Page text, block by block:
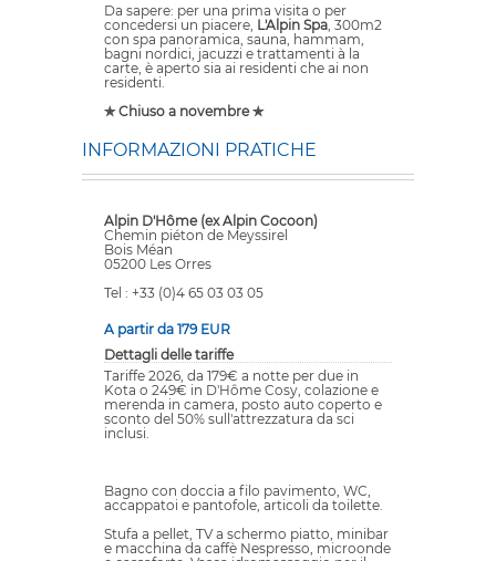
Da sapere: per una prima visita o per
concedersi un piacere, L'Alpin Spa , 300m2
con spa panoramica, sauna, hammam,
bagni nordici, jacuzzi e trattamenti à la
carte, è aperto sia ai residenti che ai non
residenti.
✯ Chiuso a novembre ✯
INFORMAZIONI PRATICHE
Alpin D'Hôme (ex Alpin Cocoon)
Chemin piéton de Meyssirel
Bois Méan
05200 Les Orres
Tel : +33 (0)4 65 03 03 05
A partir da 179 EUR
Dettagli delle tariffe
Tariffe 2026, da 179€ a notte per due in
Kota o 249€ in D'Hôme Cosy, colazione e
merenda in camera, posto auto coperto e
sconto del 50% sull'attrezzatura da sci
inclusi.
Bagno con doccia a filo pavimento, WC,
accappatoi e pantofole, articoli da toilette.
Stufa a pellet, TV a schermo piatto, minibar
e macchina da caffè Nespresso, microonde